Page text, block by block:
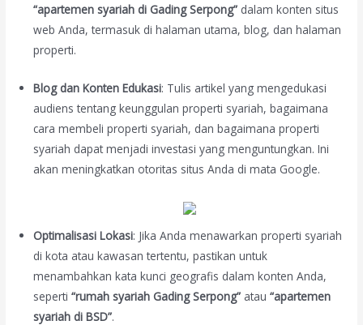
“apartemen syariah di Gading Serpong” dalam konten situs
web Anda, termasuk di halaman utama, blog, dan halaman
properti.
Blog dan Konten Edukasi: Tulis artikel yang mengedukasi
audiens tentang keunggulan properti syariah, bagaimana
cara membeli properti syariah, dan bagaimana properti
syariah dapat menjadi investasi yang menguntungkan. Ini
akan meningkatkan otoritas situs Anda di mata Google.
Optimalisasi Lokasi: Jika Anda menawarkan properti syariah
di kota atau kawasan tertentu, pastikan untuk
menambahkan kata kunci geografis dalam konten Anda,
seperti“rumah syariah Gading Serpong” atau“apartemen
syariah di BSD”.